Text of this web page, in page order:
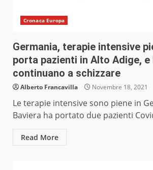
Cronaca Europa
Germania, terapie intensive
porta pazienti in Alto Adige,
continuano a schizzare
Alberto Francavilla Novembre 18, 2021
Le terapie intensive sono piene in
Baviera ha portato due pazienti
Read More